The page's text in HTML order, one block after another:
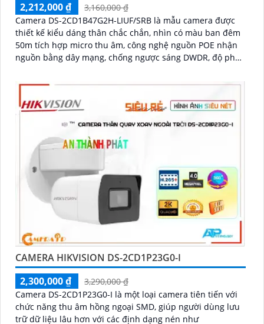
2,212,000 ₫
3,160,000 ₫
Camera DS-2CD1B47G2H-LIUF/SRB là mẫu camera được
thiết kế kiểu dáng thân chắc chắn, nhìn có màu ban đêm
50m tích hợp micro thu âm, công nghệ nguồn POE nhận
nguồn bằng dây mạng, chống ngược sáng DWDR, độ phân
CAMERA HIKVISION DS-2CD1P23G0-I
2,300,000 ₫
3,290,000 ₫
Camera DS-2CD1P23G0-I là một loại camera tiên tiến với
chức năng thu âm hồng ngoại SMD, giúp người dùng lưu
trữ dữ liệu lâu hơn với các định dạng nén như